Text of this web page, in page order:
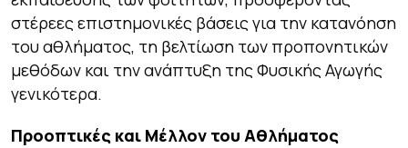
στέρεες επιστημονικές βάσεις για την κατανόηση
του αθλήματος, τη βελτίωση των προπονητικών
μεθόδων και την ανάπτυξη της Φυσικής Αγωγής
γενικότερα.
Προοπτικές και Μέλλον του Αθλήματος